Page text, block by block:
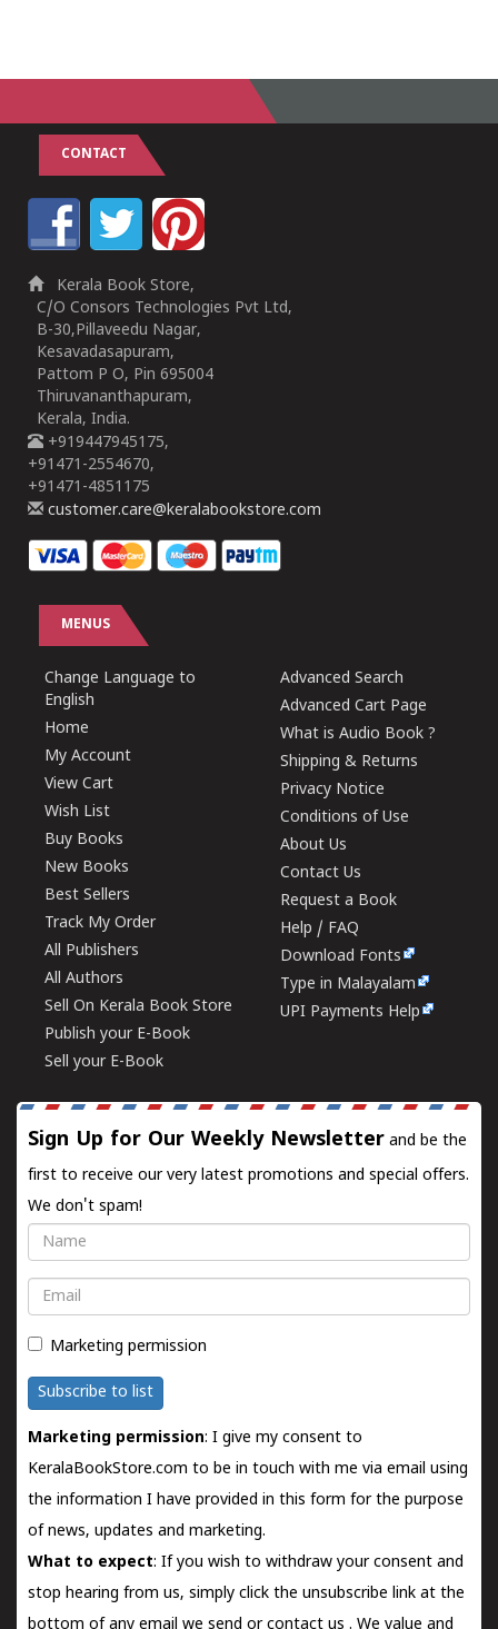
CONTACT
Kerala Book Store,
C/O Consors Technologies Pvt Ltd,
B-30,Pillaveedu Nagar,
Kesavadasapuram,
Pattom P O, Pin 695004
Thiruvananthapuram,
Kerala, India.
+919447945175,
+91471-2554670,
+91471-4851175
customer.care@keralabookstore.com
MENUS
Change Language to
English
Home
My Account
View Cart
Wish List
Buy Books
New Books
Best Sellers
Track My Order
All Publishers
All Authors
Sell On Kerala Book Store
Publish your E-Book
Sell your E-Book
Advanced Search
Advanced Cart Page
What is Audio Book ?
Shipping & Returns
Privacy Notice
Conditions of Use
About Us
Contact Us
Request a Book
Help / FAQ
Download Fonts
Type in Malayalam
UPI Payments Help
Sign Up for Our Weekly Newsletter and be the
first to receive our very latest promotions and special offers.
We don't spam!
Name
Email
Marketing permission
Subscribe to list
Marketing permission: I give my consent to
KeralaBookStore.com to be in touch with me via email using
the information I have provided in this form for the purpose
of news, updates and marketing.
What to expect: If you wish to withdraw your consent and
stop hearing from us, simply click the unsubscribe link at the
bottom of any email we send orcontact us . We value and